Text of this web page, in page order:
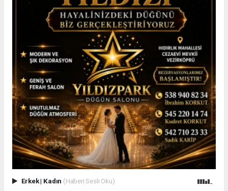
Erkek| Kadın (Haberi Sesli Oku)